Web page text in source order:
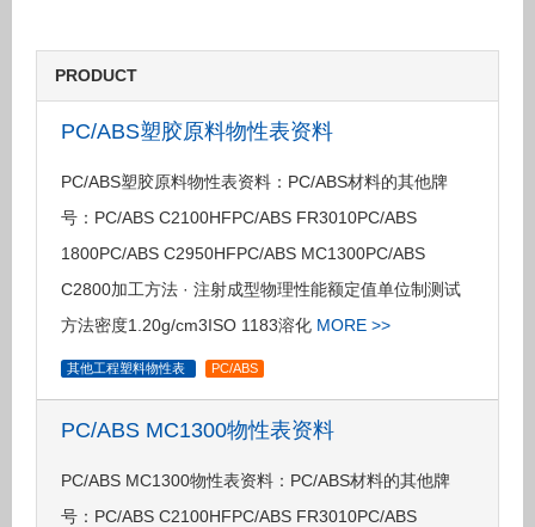
PRODUCT
PC/ABS塑胶原料物性表资料
PC/ABS塑胶原料物性表资料：PC/ABS材料的其他牌
号：PC/ABS C2100HFPC/ABS FR3010PC/ABS
1800PC/ABS C2950HFPC/ABS MC1300PC/ABS
C2800加工方法 · 注射成型物理性能额定值单位制测试
方法密度1.20g/cm3ISO 1183溶化 MORE >>
其他工程塑料物性表 PC/ABS
PC/ABS MC1300物性表资料
PC/ABS MC1300物性表资料：PC/ABS材料的其他牌
号：PC/ABS C2100HFPC/ABS FR3010PC/ABS